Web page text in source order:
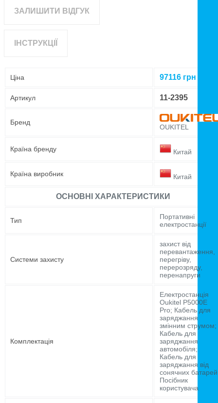
ЗАЛИШИТИ ВІДГУК
ІНСТРУКЦІЇ
Ціна 97116 грн
Артикул 11-2395
Бренд
OUKITEL
Країна бренду Китай
Країна виробник Китай
ОСНОВНІ ХАРАКТЕРИСТИКИ
Тип
Портативні
електростанції
Системи захисту
захист від
перевантаження,
перегріву,
перерозряду,
перенапруги
Комплектація
Електростанція
Oukitel P5000E
Pro; Кабель для
заряджання
змінним струмом;
Кабель для
заряджання
автомобіля;
Кабель для
заряджання від
сонячних
Посібник
користувача